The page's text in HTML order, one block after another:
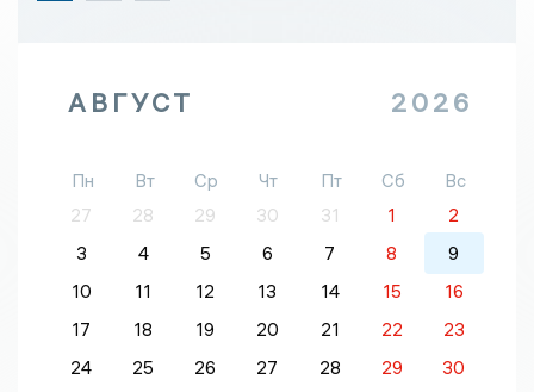
АВГУСТ 2026
Пн Вт Ср Чт Пт Сб
Вс
27
28 29 30 31 1
2
3
4 5 6 7 8
9
10
11 12 13 14 15
16
17
18 19 20 21 22
23
24
25 26 27 28 29
30